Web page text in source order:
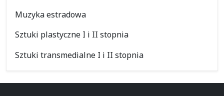
Muzyka estradowa
Sztuki plastyczne I i II stopnia
Sztuki transmedialne I i II stopnia